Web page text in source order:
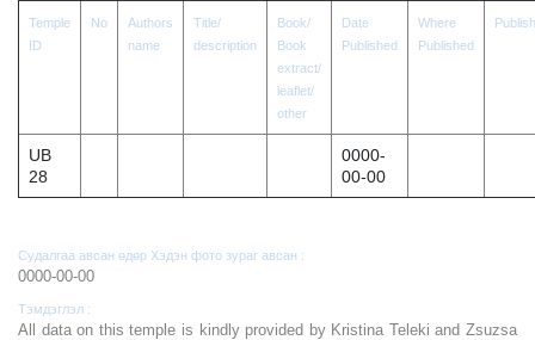
Temple
ID
No
Authors
name
Title/
description
Book/
Book
extract/
leaflet/
other
Date
Published
Where
Published
UB
28
0000-
00-00
Судалгаа авсан өдөр Хэдэн фото зураг авсан :
0000-00-00
Тэмдэглэл :
All data on this temple is kindly provided by Kristina Teleki and Zsuzsa